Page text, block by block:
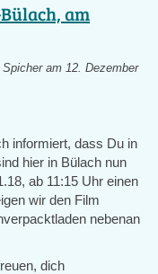
am
am 12. Dezember
informiert, dass Du in
hier in Bülach nun
ab 11:15 Uhr einen
wir den Film
nebenan
dich